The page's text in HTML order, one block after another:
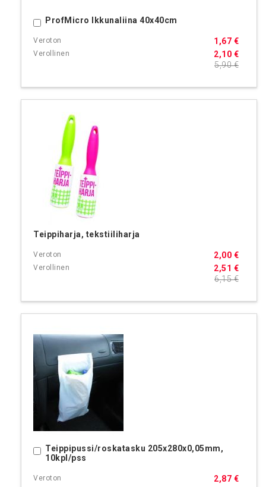
ProfMicro Ikkunaliina 40x40cm
2,10 €
1,67 €
5,90 €
Ostoskoriin
Teippiharja, tekstiiliharja
2,51 €
2,00 €
6,15 €
Teippipussi/roskatasku 205x280x0,05mm,
10kpl/pss
2,87 €
Ostoskoriin